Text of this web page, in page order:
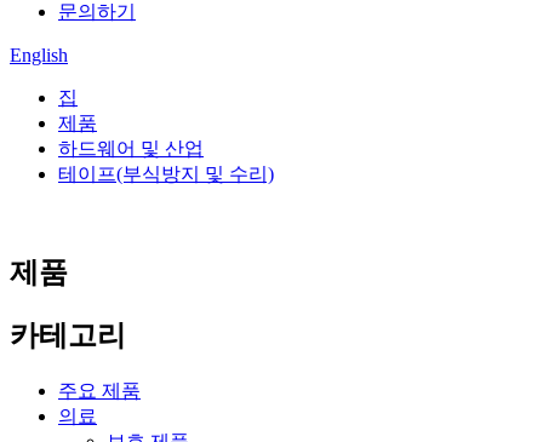
문의하기
English
집
제품
하드웨어 및 산업
테이프(부식방지 및 수리)
제품
카테고리
주요 제품
의료